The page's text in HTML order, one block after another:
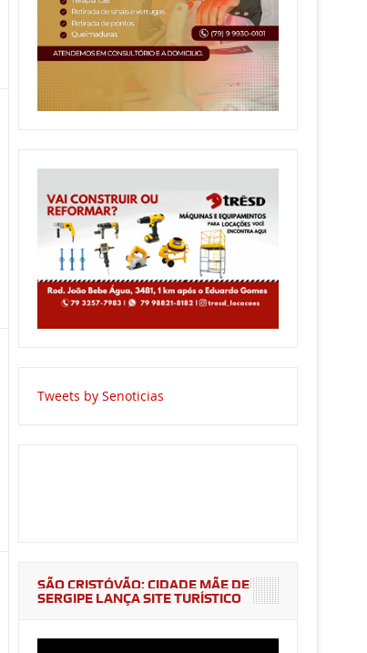
Tweets by Senoticias
SÃO CRISTÓVÃO: CIDADE MÃE DE
SERGIPE LANÇA SITE TURÍSTICO